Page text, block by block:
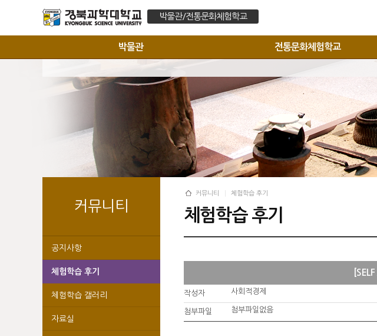
박물관/전통문화체험학교
박물관 전통문화체험학교
커뮤니티
공지사항
체험학습 후기
체험학습 갤러리
자료실
커뮤니티 체험학습 후기
체험학습 후기
작성자 사회적경제
첨부파일 첨부파일없음